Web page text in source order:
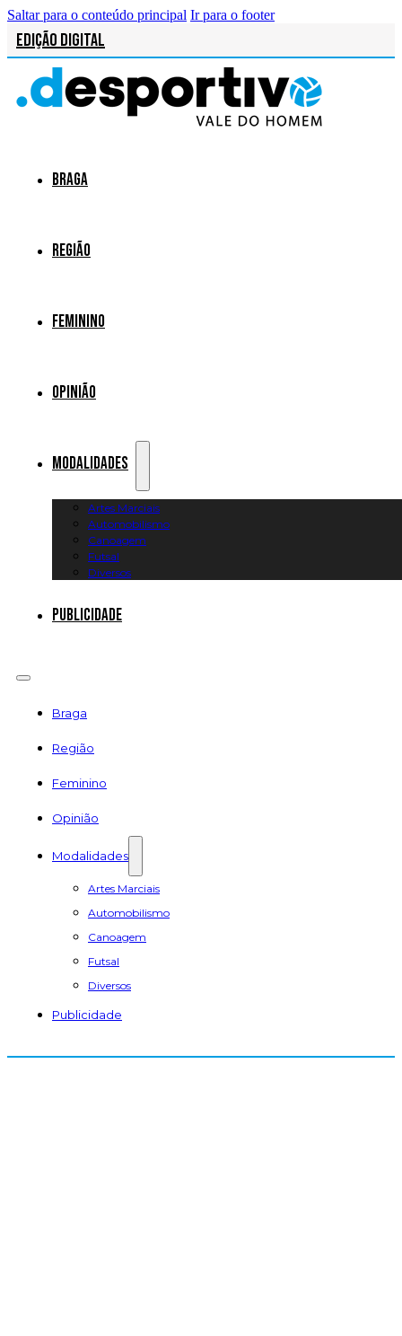
Saltar para o conteúdo principal Ir para o footer
Edição Digital
Braga
Região
Feminino
Opinião
Modalidades
Artes Marciais
Automobilismo
Canoagem
Futsal
Diversos
Publicidade
Braga
Região
Feminino
Opinião
Modalidades
Artes Marciais
Automobilismo
Canoagem
Futsal
Diversos
Publicidade